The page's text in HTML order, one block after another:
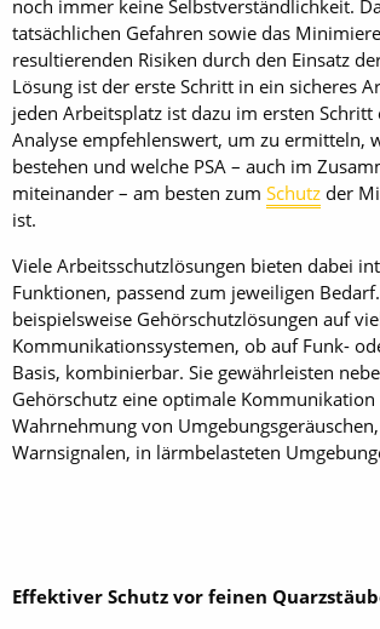
noch immer keine Selbstverständlichkeit.
tatsächlichen Gefahren sowie das
resultierenden Risiken durch den Einsatz
Lösung ist der erste Schritt in ein sicheres
jeden Arbeitsplatz ist dazu im ersten
Analyse empfehlenswert, um zu ermitteln,
bestehen und welche PSA – auch im
miteinander – am besten zum Schutz der
ist.
Viele Arbeitsschutzlösungen bieten dabei
Funktionen, passend zum jeweiligen
beispielsweise Gehörschutzlösungen auf
Kommunikationssystemen, ob auf Funk-
Basis, kombinierbar. Sie gewährleisten
Gehörschutz eine optimale
Wahrnehmung von
Warnsignalen, in lärmbelasteten
Effektiver Schutz vor feinen